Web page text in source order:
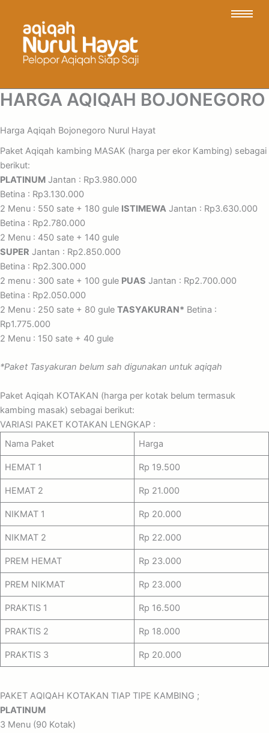
HARGA AQIQAH BOJONEGORO
Harga Aqiqah Bojonegoro Nurul Hayat
Paket Aqiqah kambing MASAK (harga per ekor Kambing) sebagai
berikut:
PLATINUM Jantan : Rp3.980.000
Betina : Rp3.130.000
2 Menu : 550 sate + 180 gule ISTIMEWA Jantan : Rp3.630.000
Betina : Rp2.780.000
2 Menu : 450 sate + 140 gule
SUPER Jantan : Rp2.850.000
Betina : Rp2.300.000
2 menu : 300 sate + 100 gule PUAS Jantan : Rp2.700.000
Betina : Rp2.050.000
2 Menu : 250 sate + 80 gule TASYAKURAN* Betina :
Rp1.775.000
2 Menu : 150 sate + 40 gule
*Paket Tasyakuran belum sah digunakan untuk aqiqah
Paket Aqiqah KOTAKAN (harga per kotak belum termasuk
kambing masak) sebagai berikut:
VARIASI PAKET KOTAKAN LENGKAP :
Nama Paket
Harga
HEMAT 1 Rp 19.500
HEMAT 2 Rp 21.000
NIKMAT 1 Rp 20.000
NIKMAT 2 Rp 22.000
PREM HEMAT Rp 23.000
PREM NIKMAT Rp 23.000
PRAKTIS 1 Rp 16.500
PRAKTIS 2 Rp 18.000
PRAKTIS 3 Rp 20.000
PAKET AQIQAH KOTAKAN TIAP TIPE KAMBING ;
PLATINUM
3 Menu (90 Kotak)